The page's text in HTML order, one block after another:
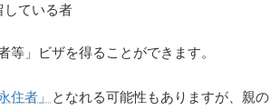
している者
等」ビザを得ることができます。
住者」 となれる可能性もありますが、親の